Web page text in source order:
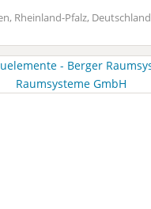
Rheinland-Pfalz, Deutschland